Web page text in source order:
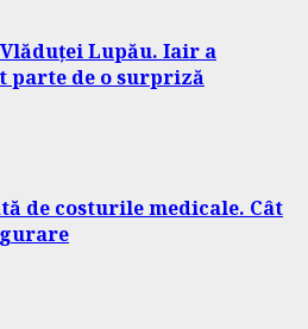
Lupău. Iair a
parte de o surpriză
de costurile medicale. Cât